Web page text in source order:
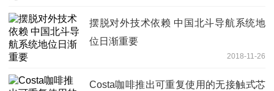
摆脱对外技术依赖 中国北斗导航系统地
位日渐重要
2018-11-26
Costa咖啡推出可重复使用的无接触式芯